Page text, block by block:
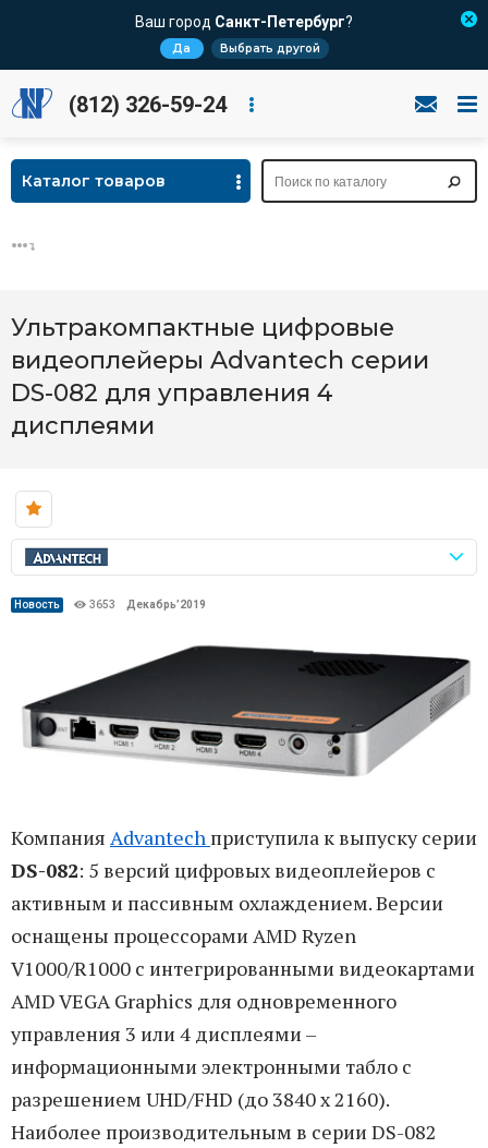
Ваш город Санкт-Петербург?
Да Выбрать другой
(812) 326-59-24
Каталог товаров
Ультракомпактные цифровые
видеоплейеры Advantech серии
DS-082 для управления 4
дисплеями
Новость 3653 Декабрь’2019
Компания Advantech приступила к выпуску серии
DS-082: 5 версий цифровых видеоплейеров с
активным и пассивным охлаждением. Версии
оснащены процессорами AMD Ryzen
V1000/R1000 с интегрированными видеокартами
AMD VEGA Graphics для одновременного
управления 3 или 4 дисплеями –
информационными электронными табло с
разрешением UHD/FHD (до 3840 x 2160).
Наиболее производительным в серии DS-082